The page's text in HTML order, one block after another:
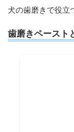
犬の歯磨きで役立
歯磨きペースト